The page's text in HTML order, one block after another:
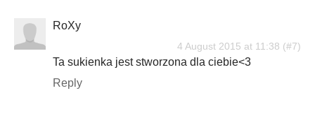
RoXy
4 August 2015 at 11:38
Ta sukienka jest stworzona dla ciebie<3
Reply